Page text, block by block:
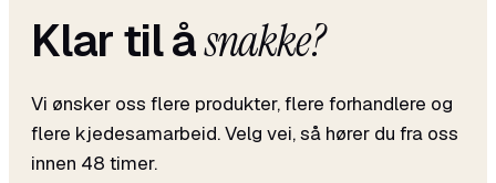
Klar til åsnakke?
Vi ønsker oss flere produkter, flere forhandlere og
flere kjedesamarbeid. Velg vei, så hører du fra oss
innen 48 timer.